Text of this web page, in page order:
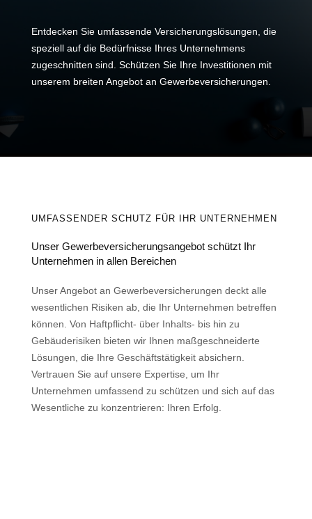
Entdecken Sie umfassende Versicherungslösungen, die
speziell auf die Bedürfnisse Ihres Unternehmens
zugeschnitten sind. Schützen Sie Ihre Investitionen mit
unserem breiten Angebot an Gewerbeversicherungen.
UMFASSENDER SCHUTZ FÜR IHR UNTERNEHMEN
Unser Gewerbeversicherungsangebot schützt Ihr
Unternehmen in allen Bereichen
Unser Angebot an Gewerbeversicherungen deckt alle
wesentlichen Risiken ab, die Ihr Unternehmen betreffen
können. Von Haftpflicht- über Inhalts- bis hin zu
Gebäuderisiken bieten wir Ihnen maßgeschneiderte
Lösungen, die Ihre Geschäftstätigkeit absichern.
Vertrauen Sie auf unsere Expertise, um Ihr
Unternehmen umfassend zu schützen und sich auf das
Wesentliche zu konzentrieren: Ihren Erfolg.